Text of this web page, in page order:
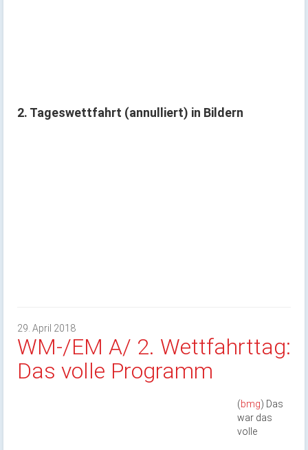
2. Tageswettfahrt (annulliert) in Bildern
29. April 2018
WM-/EM A/ 2. Wettfahrttag:
Das volle Programm
(bmg) Das
war das
volle